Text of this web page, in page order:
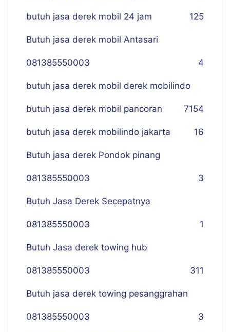
butuh jasa derek mobil 24 jam 125
Butuh jasa derek mobil Antasari
081385550003 4
butuh jasa derek mobil derek mobilindo
154
butuh jasa derek mobil pancoran 7
butuh jasa derek mobilindo jakarta 16
Butuh jasa derek Pondok pinang
081385550003 3
Butuh Jasa Derek Secepatnya
081385550003 1
Butuh Jasa derek towing hub
081385550003 311
Butuh jasa derek towing pesanggrahan
081385550003 3